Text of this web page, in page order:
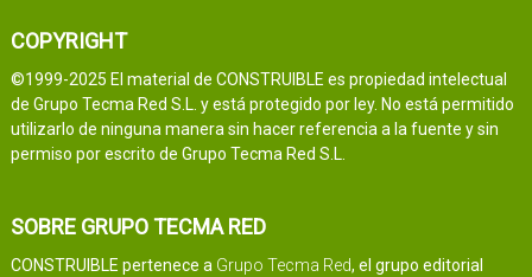
COPYRIGHT
©1999-2025 El material de CONSTRUIBLE es propiedad intelectual
de Grupo Tecma Red S.L. y está protegido por ley. No está permitido
utilizarlo de ninguna manera sin hacer referencia a la fuente y sin
permiso por escrito de Grupo Tecma Red S.L.
SOBRE GRUPO TECMA RED
CONSTRUIBLE pertenece a Grupo Tecma Red, el grupo editorial